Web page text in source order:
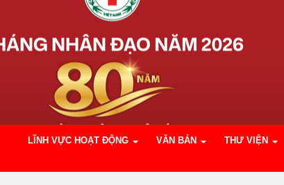
LĨNH VỰC HOẠT ĐỘNG VĂN BẢN THƯ VIỆN